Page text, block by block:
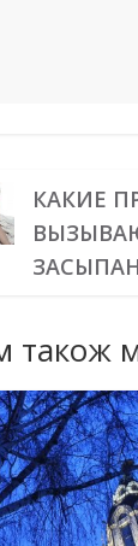
КАКИЕ
також